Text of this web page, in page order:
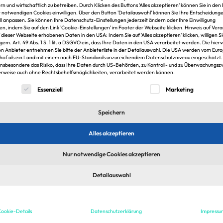
1
Jobs & Arbeitgeber in der
und wirtschaftlich zu betreiben. Durch Klicken des Buttons 'Alles akzeptieren' können Sie in den
Cookies einwilligen. Über den Button 'Detailauswahl' können Sie Ihre
anpassen. Sie können Ihre Datenschutz-Einstellungen jederzeit ändern oder Ihre Einwilligung
indem Sie auf den Link 'Cookie-Einstellungen' im Footer der Webseite klicken. Hinweis auf
Webseite erhobenen Daten in den USA: Indem Sie auf 'Alles akzeptieren' klicken, willigen
Art. 49 Abs. 1 S. 1 lit. a DSGVO ein, dass Ihre Daten in den USA verarbeitet werden. Die
Anbieter entnehmen Sie bitte der Anbieterliste in der Detailauswahl. Die USA werden vom
als ein Land mit einem nach EU-Standards unzureichendem Datenschutzniveau eingeschätzt.
das Risiko, dass Ihre Daten durch US-Behörden, zu Kontroll- und zu
auch ohne Rechtsbehelfsmöglichkeiten, verarbeitet werden können.
eine Liste der Service-Gruppen, für die eine Einwilligung
Essenziell Marketing
Speichern
Alles akzeptieren
Nur notwendige Cookies akzeptieren
Detailauswahl
Details Datenschutzerklärung